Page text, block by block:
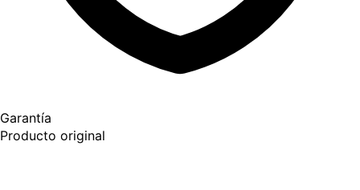
Garantía
Producto original